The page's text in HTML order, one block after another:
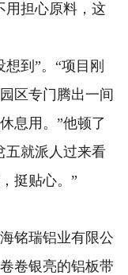
用担心原料，这
到”。“项目刚
区专门腾出一间
息用。”他顿了
五就派人过来看
挺贴心。”
铭瑞铝业有限公
卷银亮的铝板带